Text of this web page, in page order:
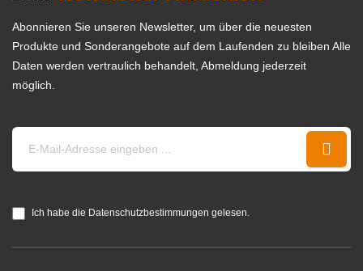
Abonnieren Sie unseren Newsletter, um über die neuesten
Produkte und Sonderangebote auf dem Laufenden zu bleiben Alle
Daten werden vertraulich behandelt, Abmeldung jederzeit
möglich.
Ich habe die Datenschutzbestimmungen gelesen.